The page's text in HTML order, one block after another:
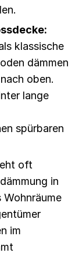
klassische
dämmen
oben.
lange
spürbaren
oft
in
Wohnräume
im